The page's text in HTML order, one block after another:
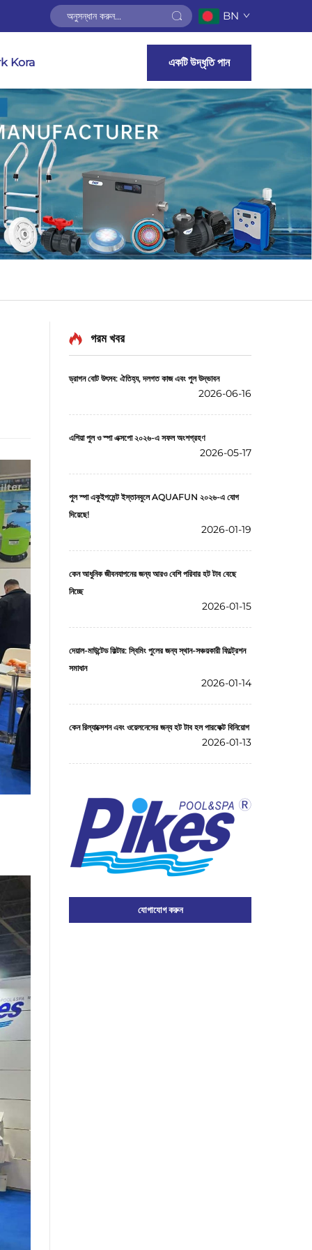
BN
Kora একটি উদ্ধৃতি পান
গরম খবর
ড্রাগন বোট উৎসব: ঐতিহ্য, দলগত কাজ এবং পুল উদ্ভাবন
2026-06-16
এশিয়া পুল ও স্পা এক্সপো ২০২৬-এ সফল অংশগ্রহণ
2026-05-17
পুল স্পা একুইপমেন্ট ইস্তানবুলে AQUAFUN ২০২৬-এ যোগ
দিয়েছে!
2026-01-19
কেন আধুনিক জীবনযাপনের জন্য আরও বেশি পরিবার হট টাব বেছে
নিচ্ছে
2026-01-15
দেয়াল-মাউন্টেড ফিল্টার: স্বিমিং পুলের জন্য স্থান-সঞ্চয়কারী ফিল্ট্রেশন
সমাধান
2026-01-14
কেন রিল্যাক্সেশন এবং ওয়েলনেসের জন্য হট টাব হল পারফেক্ট বিনিয়োগ
2026-01-13
যোগাযোগ করুন